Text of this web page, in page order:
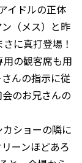
イドルの正体
（メス）と昨
に真打登場！
の観客席も用
んの指示に従
のお兄さんの
ショーの隣に
ーンほどあろ